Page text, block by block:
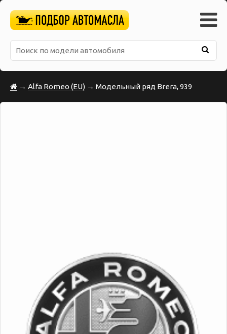
→ Alfa Romeo (EU) → Модельный ряд Brera, 939